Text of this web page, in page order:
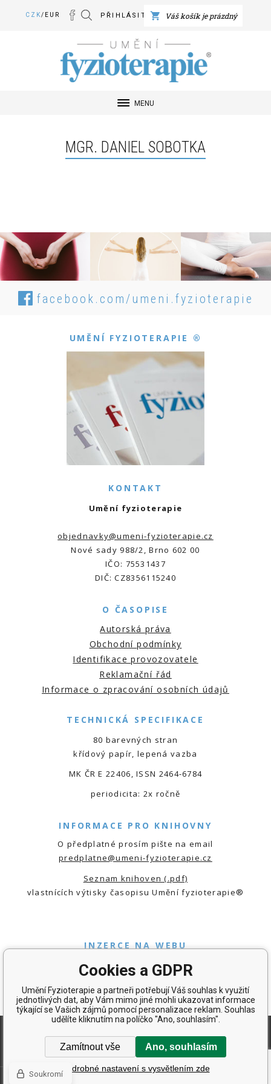
PŘIHLÁSIT SE
CZK/ EUR Váš košík je prázdný
MENU
MGR. DANIEL SOBOTKA
facebook.com/umeni.fyzioterapie
UMĚNÍ FYZIOTERAPIE ®
KONTAKT
Umění fyzioterapie
objednavky@umeni-fyzioterapie.cz
Nové sady 988/2, Brno 602 00
IČO: 75531437
DIČ: CZ8356115240
O ČASOPISE
Autorská práva
Obchodní podmínky
Identifikace provozovatele
Reklamační řád
Informace o zpracování osobních údajů
TECHNICKÁ SPECIFIKACE
80 barevných stran
křídový papír, lepená vazba
MK ČR E 22406, ISSN 2464-6784
periodicita: 2x ročně
INFORMACE PRO KNIHOVNY
O předplatné prosím pište na email
predplatne@umeni-fyzioterapie.cz
Seznam knihoven (.pdf)
vlastnících výtisky časopisu Umění fyzioterapie®
INZERCE NA WEBU
Ceník a rozměry inzerce - web (.pdf)
Ceník a rozměry inzerce - časopis UmFyz (.pdf)
O ČASOPISE PRODEJNÍ MÍSTA KNIHOVNY
BLOG
Cookies a GDPR
Umění Fyzioterapie a partneři potřebují Váš souhlas k využití
jednotlivých dat, aby Vám mimo jiné mohli ukazovat informace
týkající se Vašich zájmů pomocí personalizace reklam. Souhlas
udělíte kliknutím na políčko "Ano, souhlasím".
Zamítnout vše Ano, souhlasím
Podrobné nastavení s vysvětlením zde
Soukromí